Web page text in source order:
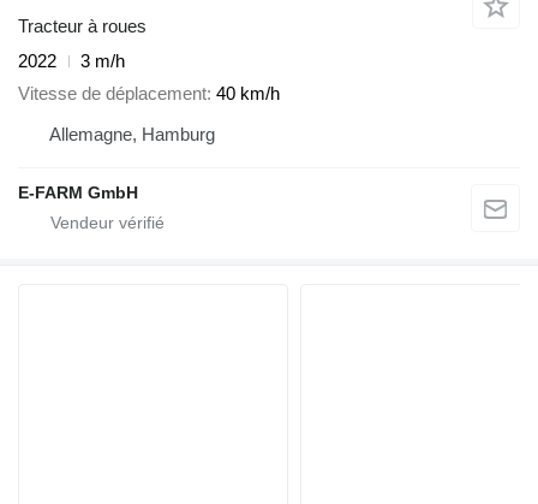
Tracteur à roues
2022
3 m/h
Vitesse de déplacement 40 km/h
Allemagne, Hamburg
E-FARM GmbH